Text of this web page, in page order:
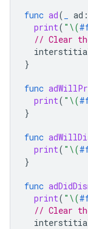
func (_
print("
//
func
print("
func
print("
func
print("
//